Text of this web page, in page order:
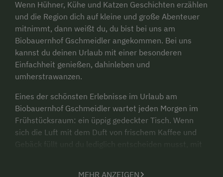
Wenn Hühner, Kühe und Katzen Geschichten erzählen
und die Region dich auf kleine und große Abenteuer
mitnimmt, dann weißt du, du bist bei uns am
Biobauernhof Gschmeidler angekommen. Bei uns
kannst du deinen Urlaub mit einer besonderen
Einfachheit genießen, dahinleben und
umherstrawanzen.
Eines der schönsten Erlebnisse im Urlaub am
Biobauernhof Gschmeidler wartet jeden Morgen im
Frühstücksraum: ein üppig gedeckter Tisch. Wenn
sich die Luft mit dem Duft von frischem Kaffee und
Gebäck füllt und du lediglich entscheiden musst, mit
MEHR ANZEIGEN